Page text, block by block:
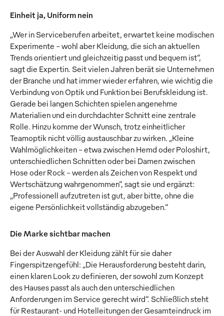
Einheit ja, Uniform nein
„Wer in Serviceberufen arbeitet, erwartet keine modischen
Experimente – wohl aber Kleidung, die sich an aktuellen
Trends orientiert und gleichzeitig passt und bequem ist“,
sagt die Expertin. Seit vielen Jahren berät sie Unternehmen
der Branche und hat immer wieder erfahren, wie wichtig die
Verbindung von Optik und Funktion bei Berufskleidung ist.
Gerade bei langen Schichten spielen angenehme
Materialien und ein durchdachter Schnitt eine zentrale
Rolle. Hinzu komme der Wunsch, trotz einheitlicher
Teamoptik nicht völlig austauschbar zu wirken. „Kleine
Wahlmöglichkeiten – etwa zwischen Hemd oder Poloshirt,
unterschiedlichen Schnitten oder bei Damen zwischen
Hose oder Rock – werden als Zeichen von Respekt und
Wertschätzung wahrgenommen“, sagt sie und ergänzt:
„Professionell aufzutreten ist gut, aber bitte, ohne die
eigene Persönlichkeit vollständig abzugeben.“
Die Marke sichtbar machen
Bei der Auswahl der Kleidung zählt für sie daher
Fingerspitzengefühl: „Die Herausforderung besteht darin,
einen klaren Look zu definieren, der sowohl zum Konzept
des Hauses passt als auch den unterschiedlichen
Anforderungen im Service gerecht wird“. Schließlich steht
für Restaurant- und Hotelleitungen der Gesamteindruck im